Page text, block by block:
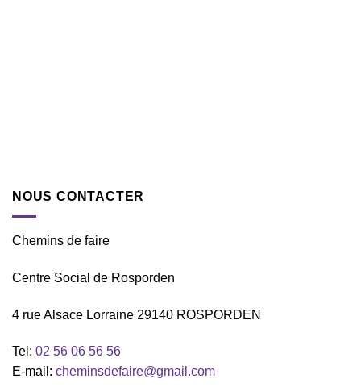
NOUS CONTACTER
Chemins de faire
Centre Social de Rosporden
4 rue Alsace Lorraine 29140 ROSPORDEN
Tel: 02 56 06 56 56
E-mail: cheminsdefaire@gmail.com